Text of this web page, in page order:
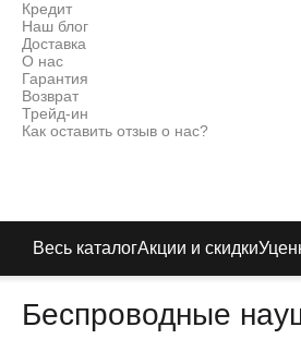
Кредит
Наш блог
Доставка
О нас
Гарантия
Возврат
Трейд-ин
Как оставить отзыв о нас?
Весь каталогАкции и скидки
Беспроводные